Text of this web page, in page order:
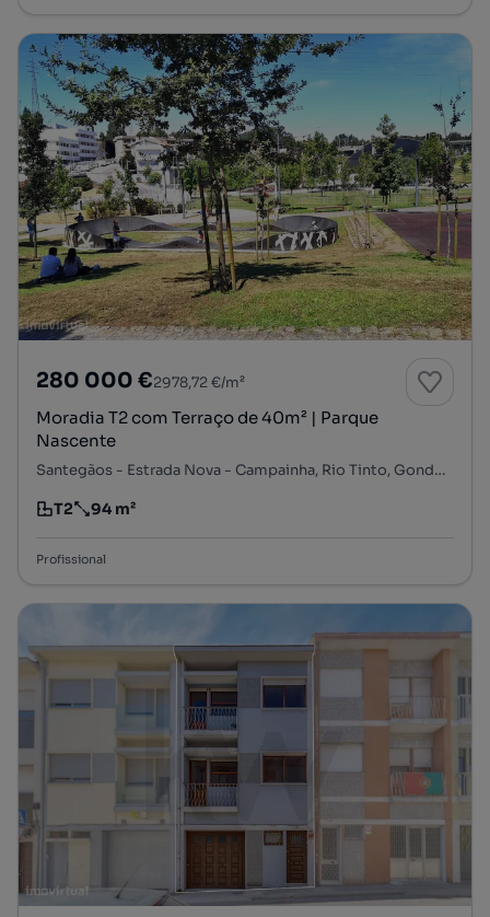
280 000 €2978,72 €/m²
Moradia T2 com Terraço de 40m² | Parque
Nascente
Santegãos - Estrada Nova - Campainha, Rio Tinto, Gondomar, Porto
Tipologia
T2
Preço por metro quadrado
94 m²
Profissional